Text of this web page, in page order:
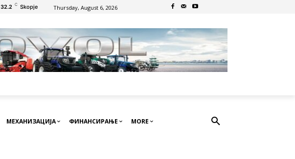
32.2 C Skopje Thursday, August 6, 2026
МЕХАНИЗАЦИЈА ФИНАНСИРАЊЕ MORE